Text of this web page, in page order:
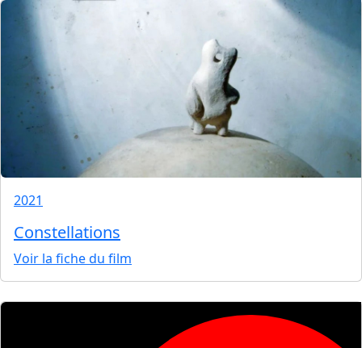
2021
Constellations
Voir la fiche du film